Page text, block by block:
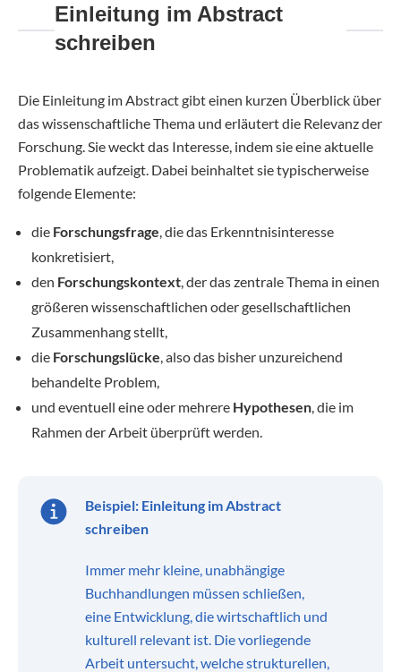
Einleitung im Abstract
schreiben
Die Einleitung im Abstract gibt einen kurzen Überblick über
das wissenschaftliche Thema und erläutert die Relevanz der
Forschung. Sie weckt das Interesse, indem sie eine aktuelle
Problematik aufzeigt. Dabei beinhaltet sie typischerweise
folgende Elemente:
die Forschungsfrage, die das Erkenntnisinteresse
konkretisiert,
den Forschungskontext, der das zentrale Thema in einen
größeren wissenschaftlichen oder gesellschaftlichen
Zusammenhang stellt,
die Forschungslücke, also das bisher unzureichend
behandelte Problem,
und eventuell eine oder mehrere Hypothesen, die im
Rahmen der Arbeit überprüft werden.
Beispiel: Einleitung im Abstract
schreiben
Immer mehr kleine, unabhängige
Buchhandlungen müssen schließen,
eine Entwicklung, die wirtschaftlich und
kulturell relevant ist. Die vorliegende
Arbeit untersucht, welche strukturellen,